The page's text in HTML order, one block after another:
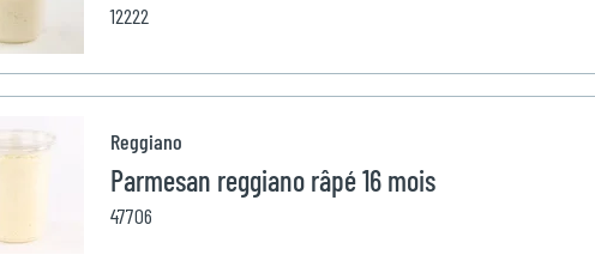
12222
Reggiano
Parmesan reggiano râpé 16 mois
47706